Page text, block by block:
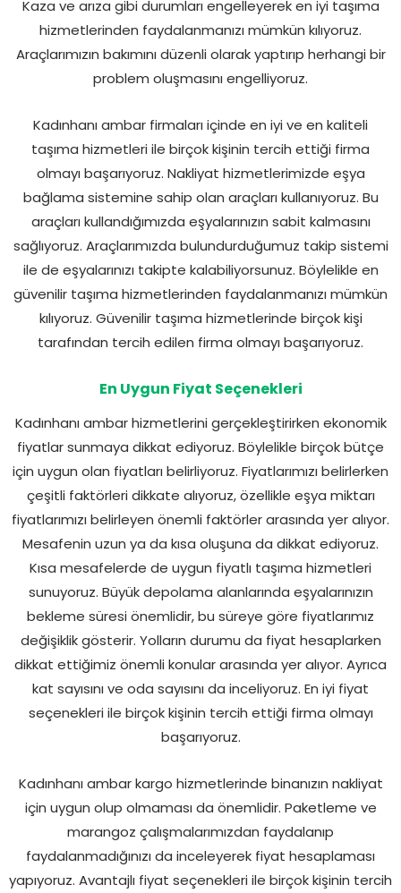
Kaza ve arıza gibi durumları engelleyerek en iyi taşıma
hizmetlerinden faydalanmanızı mümkün kılıyoruz.
Araçlarımızın bakımını düzenli olarak yaptırıp herhangi bir
problem oluşmasını engelliyoruz.
Kadınhanı ambar firmaları içinde en iyi ve en kaliteli
taşıma hizmetleri ile birçok kişinin tercih ettiği firma
olmayı başarıyoruz. Nakliyat hizmetlerimizde eşya
bağlama sistemine sahip olan araçları kullanıyoruz. Bu
araçları kullandığımızda eşyalarınızın sabit kalmasını
sağlıyoruz. Araçlarımızda bulundurduğumuz takip sistemi
ile de eşyalarınızı takipte kalabiliyorsunuz. Böylelikle en
güvenilir taşıma hizmetlerinden faydalanmanızı mümkün
kılıyoruz. Güvenilir taşıma hizmetlerinde birçok kişi
tarafından tercih edilen firma olmayı başarıyoruz.
En Uygun Fiyat Seçenekleri
Kadınhanı ambar hizmetlerini gerçekleştirirken ekonomik
fiyatlar sunmaya dikkat ediyoruz. Böylelikle birçok bütçe
için uygun olan fiyatları belirliyoruz. Fiyatlarımızı belirlerken
çeşitli faktörleri dikkate alıyoruz, özellikle eşya miktarı
fiyatlarımızı belirleyen önemli faktörler arasında yer alıyor.
Mesafenin uzun ya da kısa oluşuna da dikkat ediyoruz.
Kısa mesafelerde de uygun fiyatlı taşıma hizmetleri
sunuyoruz. Büyük depolama alanlarında eşyalarınızın
bekleme süresi önemlidir, bu süreye göre fiyatlarımız
değişiklik gösterir. Yolların durumu da fiyat hesaplarken
dikkat ettiğimiz önemli konular arasında yer alıyor. Ayrıca
kat sayısını ve oda sayısını da inceliyoruz. En iyi fiyat
seçenekleri ile birçok kişinin tercih ettiği firma olmayı
başarıyoruz.
Kadınhanı ambar kargo hizmetlerinde binanızın nakliyat
için uygun olup olmaması da önemlidir. Paketleme ve
marangoz çalışmalarımızdan faydalanıp
faydalanmadığınızı da inceleyerek fiyat hesaplaması
yapıyoruz. Avantajlı fiyat seçenekleri ile birçok kişinin tercih